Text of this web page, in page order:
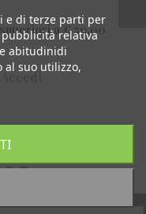
a € 59,00
e di terze parti per
relativa
abitudinidi
al suo utilizzo,